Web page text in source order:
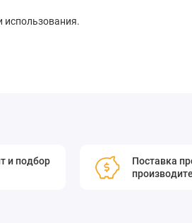
использования.
малыми/большими углами расхождения
и подбор
Поставка